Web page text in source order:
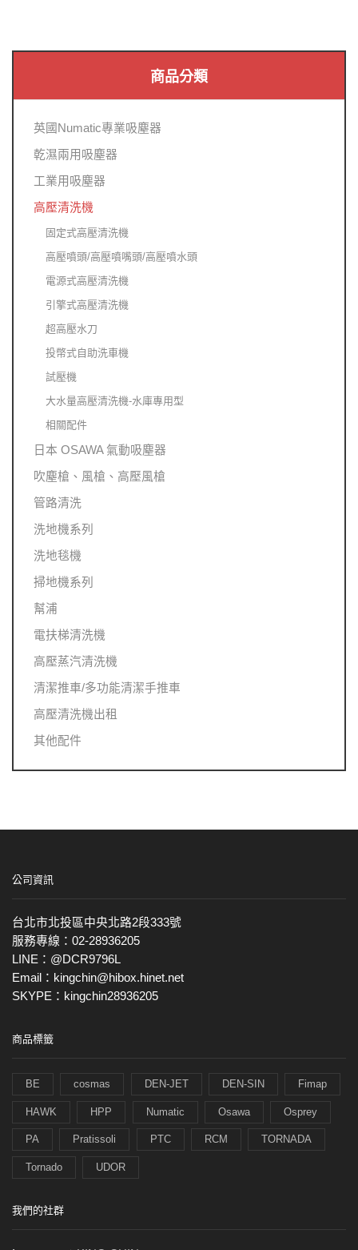
商品分類
英國Numatic專業吸塵器
乾濕兩用吸塵器
工業用吸塵器
高壓清洗機
固定式高壓清洗機
高壓噴頭/高壓噴嘴頭/高壓噴水頭
電源式高壓清洗機
引擎式高壓清洗機
超高壓水刀
投幣式自助洗車機
試壓機
大水量高壓清洗機-水庫專用型
相關配件
日本 OSAWA 氣動吸塵器
吹塵槍、風槍、高壓風槍
管路清洗
洗地機系列
洗地毯機
掃地機系列
幫浦
電扶梯清洗機
高壓蒸汽清洗機
清潔推車/多功能清潔手推車
高壓清洗機出租
其他配件
公司資訊
台北市北投區中央北路2段333號
服務專線：02-28936205
LINE：@DCR9796L
Email：kingchin@hibox.hinet.net
SKYPE：kingchin28936205
商品標籤
BE cosmas DEN-JET DEN-SIN Fimap
HAWK HPP Numatic Osawa Osprey
PA Pratissoli PTC RCM TORNADA
Tornado UDOR
我們的社群